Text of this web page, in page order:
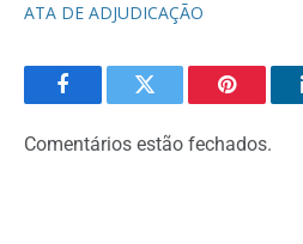
ATA DE ADJUDICAÇÃO
FacebookTwitter Pinterest
Comentários estão fechados.